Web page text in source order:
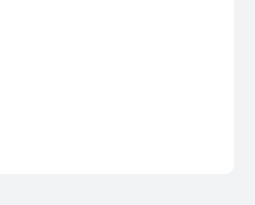
червонца Николая II